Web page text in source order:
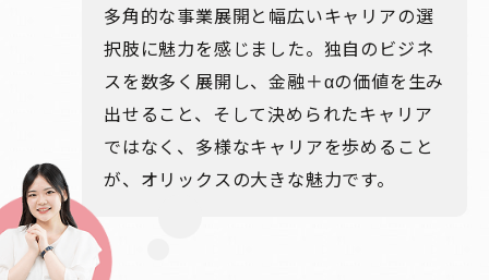
多角的な事業展開と幅広いキャリアの選
択肢に魅力を感じました。独自のビジネ
スを数多く展開し、金融＋αの価値を生み
出せること、そして決められたキャリア
ではなく、多様なキャリアを歩めること
が、オリックスの大きな魅力です。